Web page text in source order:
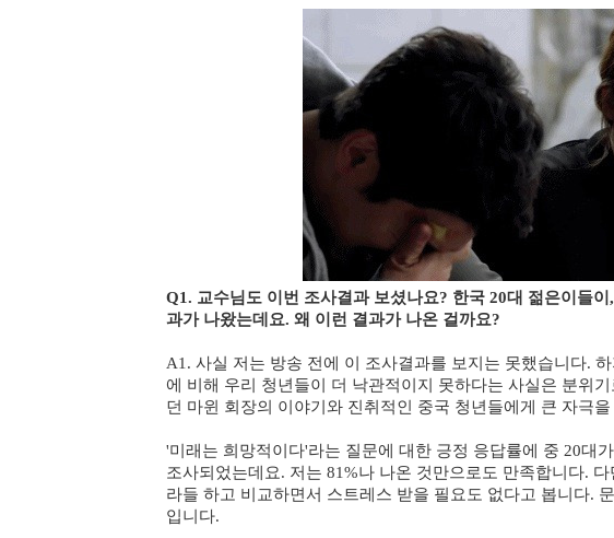
Q1. 교수님도 이번 조사결과 보셨나요? 한국 20대 젊은이들
과가 나왔는데요. 왜 이런 결과가 나온 걸까요?
A1. 사실 저는 방송 전에 이 조사결과를 보지는 못했습니다.
에 비해 우리 청년들이 더 낙관적이지 못하다는 사실은 분위
던 마윈 회장의 이야기와 진취적인 중국 청년들에게 큰 자극
'미래는 희망적이다'라는 질문에 대한 긍정 응답률에 중 20대
조사되었는데요. 저는 81%나 나온 것만으로도 만족합니다.
라들 하고 비교하면서 스트레스 받을 필요도 없다고 봅니다.
입니다.